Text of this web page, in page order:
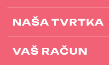
NAŠA TVRTKA
VAŠ RAČUN